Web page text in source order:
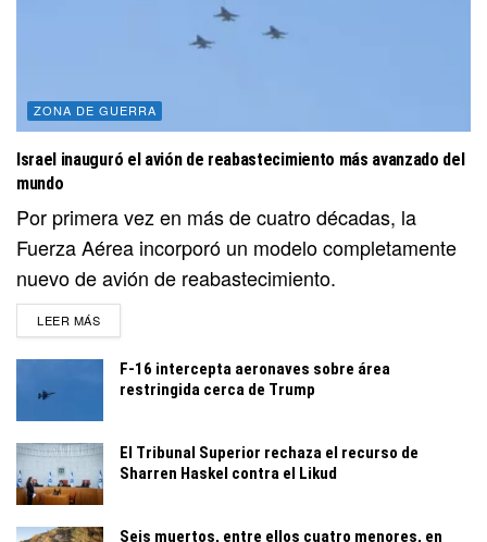
ZONA DE GUERRA
Israel inauguró el avión de reabastecimiento más avanzado del
mundo
Por primera vez en más de cuatro décadas, la
Fuerza Aérea incorporó un modelo completamente
nuevo de avión de reabastecimiento.
LEER MÁSDETAILS
F-16 intercepta aeronaves sobre área
restringida cerca de Trump
El Tribunal Superior rechaza el recurso de
Sharren Haskel contra el Likud
Seis muertos, entre ellos cuatro menores, en